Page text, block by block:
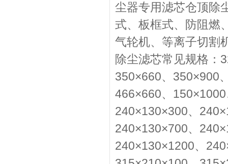
尘器专用滤芯仓顶除
式、板框式、防阻燃
气轮机、等离子切割
除尘滤芯常见规格：
350×660、350×900
466×660、
240×130×300、
240×130×700、
240×130×1200、